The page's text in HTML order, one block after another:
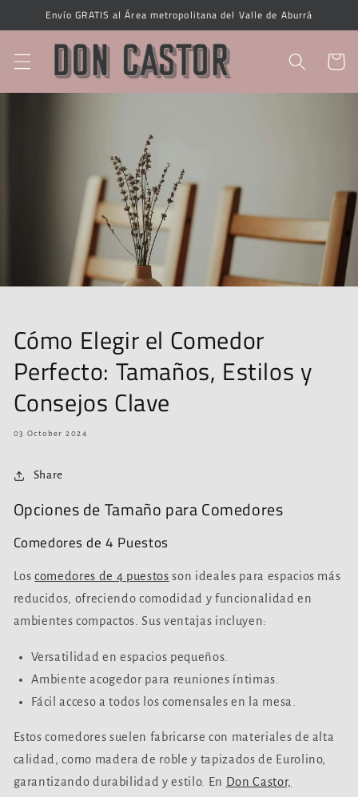
directamente
al contenido
Envío GRATIS al Área metropolitana del Valle de Aburrá
Carrito
Cómo Elegir el Comedor
Perfecto: Tamaños, Estilos y
Consejos Clave
03 October 2024
Share
Opciones de Tamaño para Comedores
Comedores de 4 Puestos
Loscomedores de 4 puestos son ideales para espacios más
reducidos, ofreciendo comodidad y funcionalidad en
ambientes compactos. Sus ventajas incluyen:
Versatilidad en espacios pequeños.
Ambiente acogedor para reuniones íntimas.
Fácil acceso a todos los comensales en la mesa.
Estos comedores suelen fabricarse con materiales de alta
calidad, como madera de roble y tapizados de Eurolino,
garantizando durabilidad y estilo. En Don Castor,